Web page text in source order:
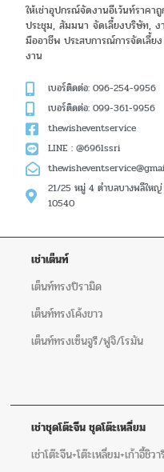
ให้เช่าอุปกรณ์จัดงานอีเว้นท์ราค
ประชุม, สัมมนา จัดเลี้ยงบริษัท,
มืออาชีพ ประสบการณ์การจัดเลี้ย
งาน
เบอร์ติดต่อ: 096-254-9956
เบอร์ติดต่อ: 099-361-9956
thewisheventservice
LINE : @696lssri
21/25 หมู่ 4 ตำบลบางพลีใหญ่
10540
เช่าเต็นท์
เต็นท์ทรงปิรามิด
เต็นท์ทรงโค้งขาว
เต็นท์ทรงเซ็นจูรี/ฟูจิ/โรมัน
เช่าชุดโต๊ะจีน ชุดโต๊ะเหลี่ยม
เช่าโต๊ะจีน+โต๊ะเหลี่ยม+เก้าอี้ชิวา